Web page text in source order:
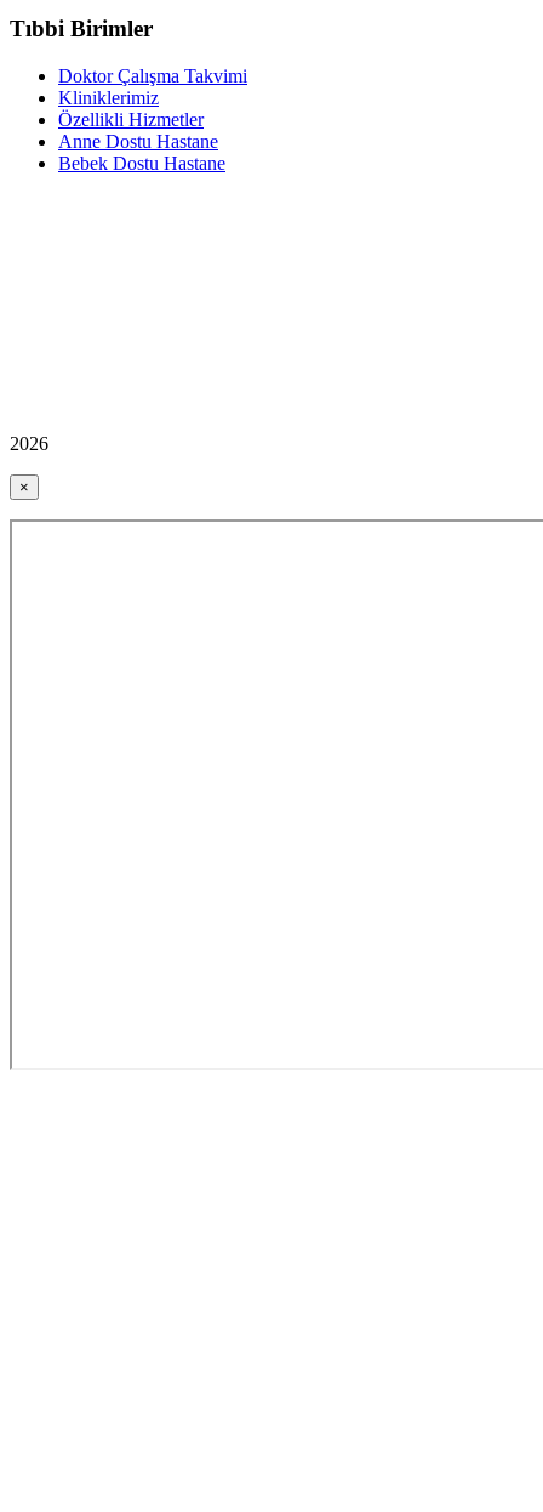
Tıbbi Birimler
Doktor Çalışma Takvimi
Kliniklerimiz
Özellikli Hizmetler
Anne Dostu Hastane
Bebek Dostu Hastane
2026
×